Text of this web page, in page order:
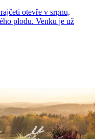
otevře v srpnu,
plodu. Venku je už